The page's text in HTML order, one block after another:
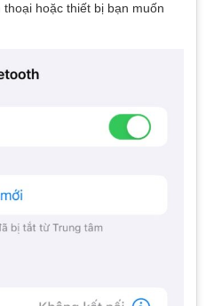
hoặc thiết bị bạn muốn